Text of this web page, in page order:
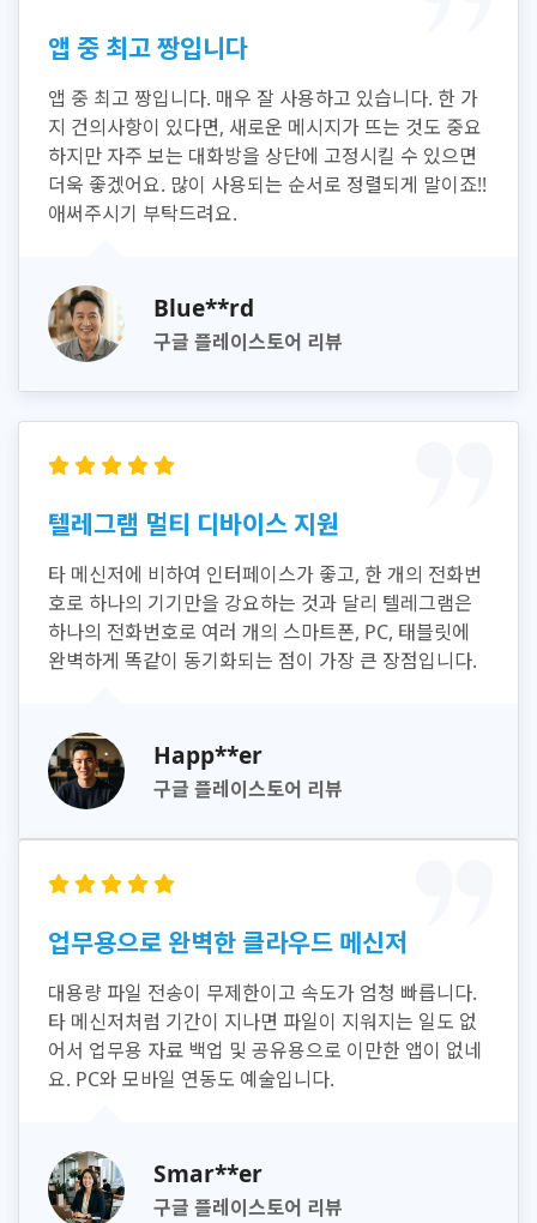
앱 중 최고 짱입니다
앱 중 최고 짱입니다. 매우 잘 사용하고 있습니다. 한 가
지 건의사항이 있다면, 새로운 메시지가 뜨는 것도 중요
하지만 자주 보는 대화방을 상단에 고정시킬 수 있으면
더욱 좋겠어요. 많이 사용되는 순서로 정렬되게 말이죠!!
애써주시기 부탁드려요.
Blue**rd
구글 플레이스토어 리뷰
텔레그램 멀티 디바이스 지원
타 메신저에 비하여 인터페이스가 좋고, 한 개의 전화번
호로 하나의 기기만을 강요하는 것과 달리 텔레그램은
하나의 전화번호로 여러 개의 스마트폰, PC, 태블릿에
완벽하게 똑같이 동기화되는 점이 가장 큰 장점입니다.
Happ**er
구글 플레이스토어 리뷰
업무용으로 완벽한 클라우드 메신저
대용량 파일 전송이 무제한이고 속도가 엄청 빠릅니다.
타 메신저처럼 기간이 지나면 파일이 지워지는 일도 없
어서 업무용 자료 백업 및 공유용으로 이만한 앱이 없네
요. PC와 모바일 연동도 예술입니다.
Smar**er
구글 플레이스토어 리뷰